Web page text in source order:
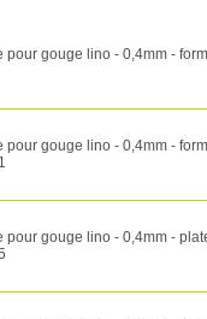
pour gouge lino - 0,4mm -
pour gouge lino - 0,4mm -
pour gouge lino - 0,4mm -